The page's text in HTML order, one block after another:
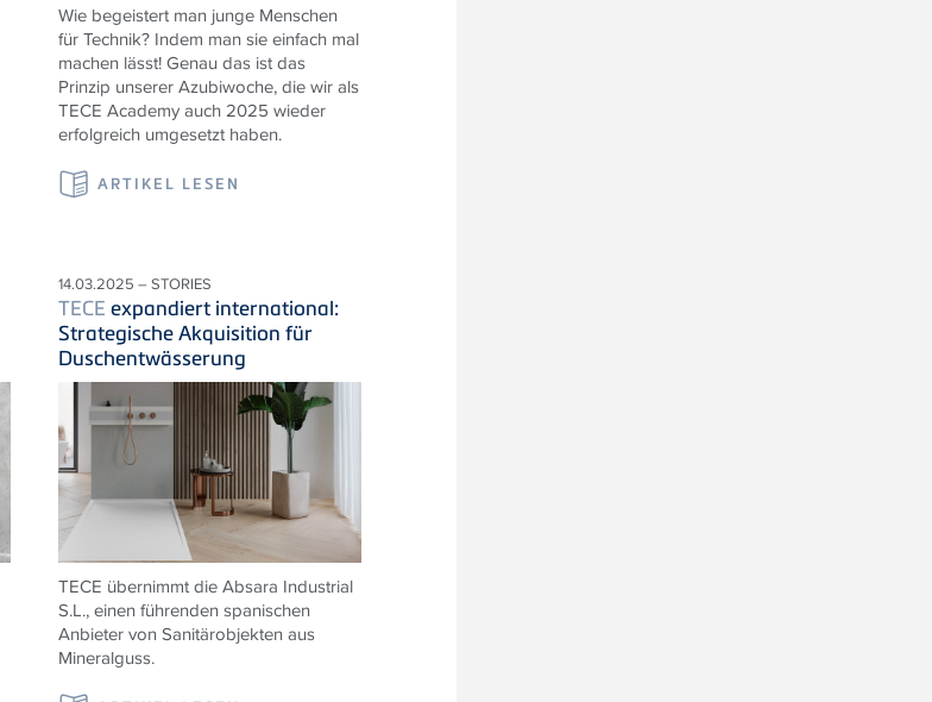
Wie begeistert man junge Menschen
für Technik? Indem man sie einfach mal
machen lässt! Genau das ist das
Prinzip unserer Azubiwoche, die wir als
TECE Academy auch 2025 wieder
erfolgreich umgesetzt haben.
ARTIKEL LESEN
14.03.2025 – STORIES
TECE expandiert international:
Strategische Akquisition für
Duschentwässerung
TECE übernimmt dieAbsara Industrial
S.L., einen führenden spanischen
Anbieter von Sanitärobjekten aus
Mineralguss.